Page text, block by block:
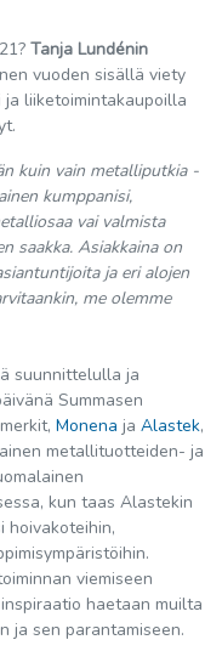
Tanja Lundénin
vuoden sisällä viety
liiketoimintakaupoilla
kuin vain metalliputkia -
kumppanisi,
vai valmista
saakka. Asiakkaina on
ja eri alojen
me olemme
suunnittelulla ja
Summasen
Monena ja Alastek,
metallituotteiden- ja
kun taas Alastekin
hoivakoteihin,
viemiseen
haetaan muilta
ja sen parantamiseen.